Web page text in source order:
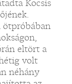
Kocsis
ötpróbában
eltört a
volt
néhány